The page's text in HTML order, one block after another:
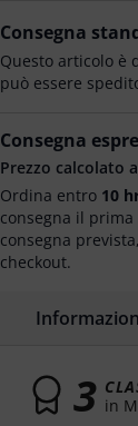
Consegna
Questo articolo è
può essere
Consegna
Prezzo calcolato
Ordina entro 10
consegna il
consegna
checkout.
3 in